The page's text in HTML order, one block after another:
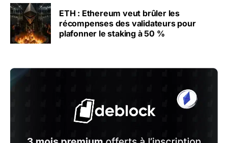
ETH : Ethereum veut brûler les
récompenses des validateurs pour
plafonner le staking à 50 %